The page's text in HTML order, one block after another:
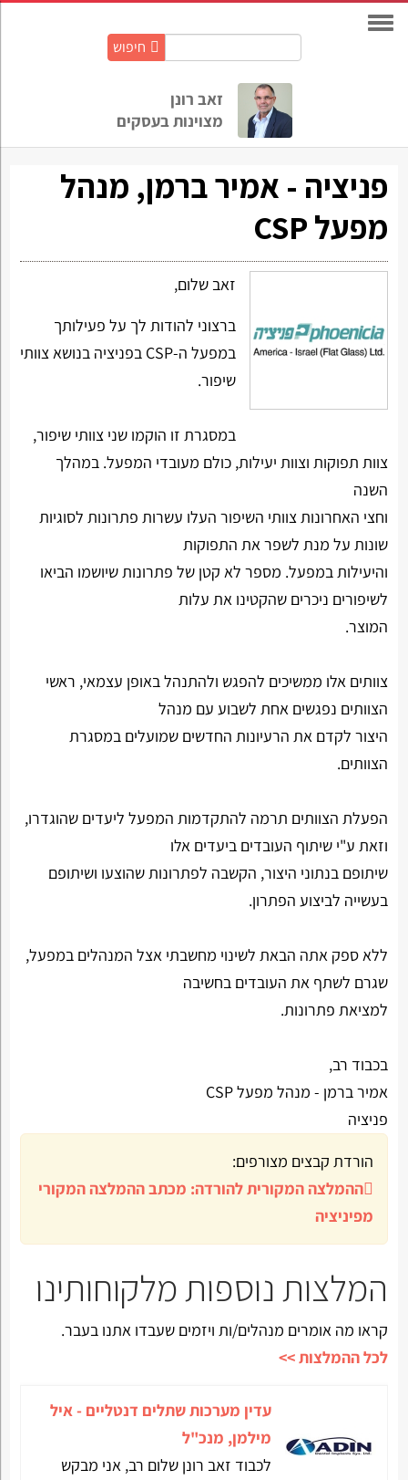
חיפוש
זאב רונן
מצוינות בעסקים
פניציה - אמיר ברמן, מנהל
מפעל CSP
זאב שלום,
ברצוני להודות לך על פעילותך
במפעל ה-CSP בפניציה בנושא צוותי
שיפור.
במסגרת זו הוקמו שני צוותי שיפור,
צוות תפוקות וצוות יעילות, כולם מעובדי המפעל. במהלך
השנה
וחצי האחרונות צוותי השיפור העלו עשרות פתרונות לסוגיות
שונות על מנת לשפר את התפוקות
והיעילות במפעל. מספר לא קטן של פתרונות שיושמו הביאו
לשיפורים ניכרים שהקטינו את עלות
המוצר.
צוותים אלו ממשיכים להפגש ולהתנהל באופן עצמאי, ראשי
הצוותים נפגשים אחת לשבוע עם מנהל
היצור לקדם את הרעיונות החדשים שמועלים במסגרת
הצוותים.
הפעלת הצוותים תרמה להתקדמות המפעל ליעדים שהוגדרו,
וזאת ע"י שיתוף העובדים ביעדים אלו
שיתופם בנתוני היצור, הקשבה לפתרונות שהוצעו ושיתופם
בעשייה לביצוע הפתרון.
ללא ספק אתה הבאת לשינוי מחשבתי אצל המנהלים במפעל,
שגרם לשתף את העובדים בחשיבה
למציאת פתרונות.
בכבוד רב,
אמיר ברמן - מנהל מפעל CSP
פניציה
הורדת קבצים מצורפים:
ההמלצה המקורית להורדה: מכתב ההמלצה המקורי
מפיניציה
המלצות נוספות מלקוחותינו
קראו מה אומרים מנהלים/ות ויזמים שעבדו אתנו בעבר.
לכל ההמלצות >>
עדין מערכות שתלים דנטליים - איל
מילמן, מנכ"ל
לכבוד זאב רונן שלום רב, אני מבקש